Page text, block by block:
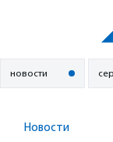
новости
Новости